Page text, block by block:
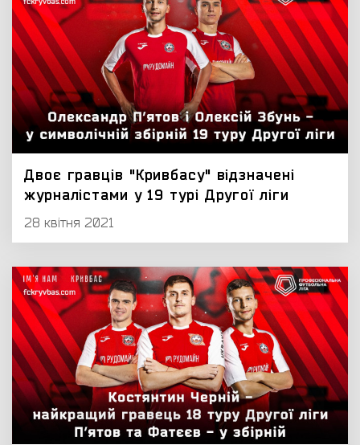
Двоє гравців "Кривбасу" відзначені
журналістами у 19 турі Другої ліги
28 квітня 2021